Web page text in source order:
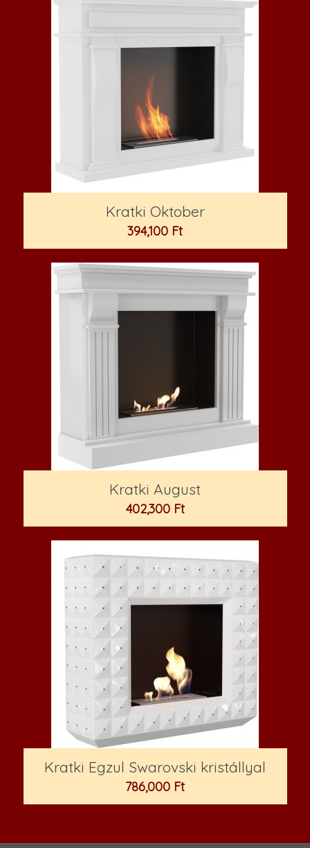
Kratki Oktober
394,100 Ft
Kratki August
402,300 Ft
Kratki Egzul Swarovski kristállyal
786,000 Ft